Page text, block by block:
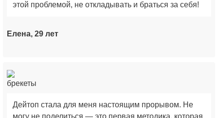
этой проблемой, не откладывать и браться за себя!
Елена, 29 лет
Дейтоп стала для меня настоящим прорывом. Не
могу не поделиться — это первая методика, которая